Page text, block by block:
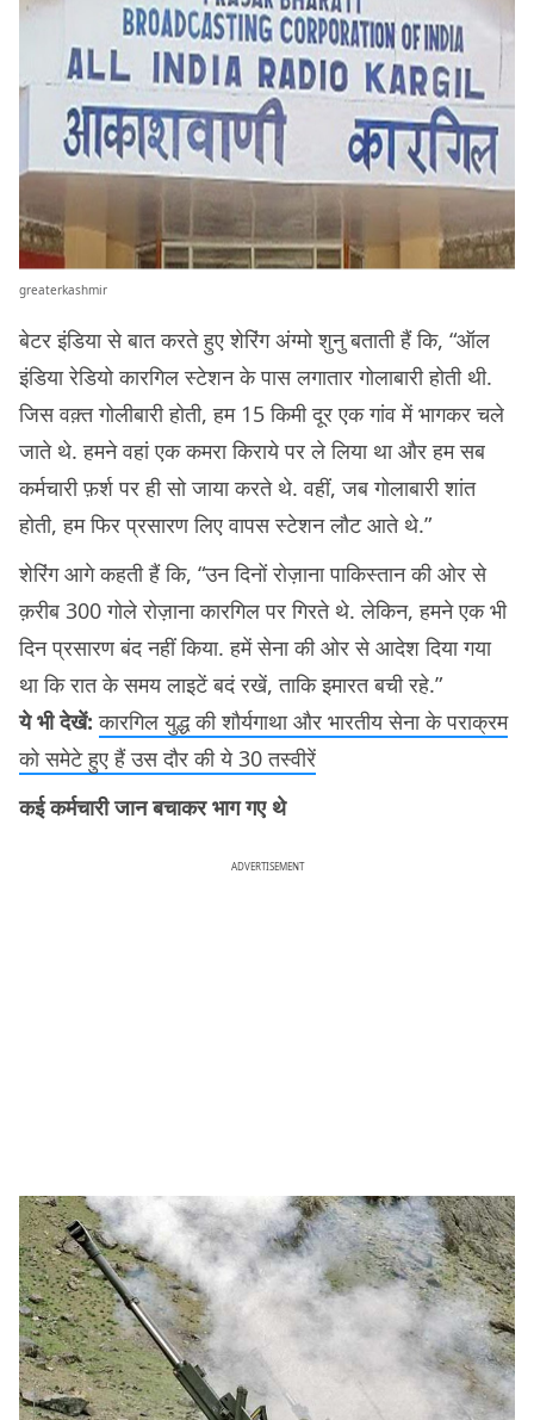
greaterkashmir
बेटर इंडिया से बात करते हुए शेरिंग अंग्मो शुनु बताती हैं कि, “ऑल
इंडिया रेडियो कारगिल स्टेशन के पास लगातार गोलाबारी होती थी.
जिस वक़्त गोलीबारी होती, हम 15 किमी दूर एक गांव में भागकर चले
जाते थे. हमने वहां एक कमरा किराये पर ले लिया था और हम सब
कर्मचारी फ़र्श पर ही सो जाया करते थे. वहीं, जब गोलाबारी शांत
होती, हम फिर प्रसारण लिए वापस स्टेशन लौट आते थे.”
शेरिंग आगे कहती हैं कि, “उन दिनों रोज़ाना पाकिस्तान की ओर से
क़रीब 300 गोले रोज़ाना कारगिल पर गिरते थे. लेकिन, हमने एक भी
दिन प्रसारण बंद नहीं किया. हमें सेना की ओर से आदेश दिया गया
था कि रात के समय लाइटें बदं रखें, ताकि इमारत बची रहे.”
ये भी देखें: कारगिल युद्ध की शौर्यगाथा और भारतीय सेना के पराक्रम
को समेटे हुए हैं उस दौर की ये 30 तस्वीरें
कई कर्मचारी जान बचाकर भाग गए थे
ADVERTISEMENT